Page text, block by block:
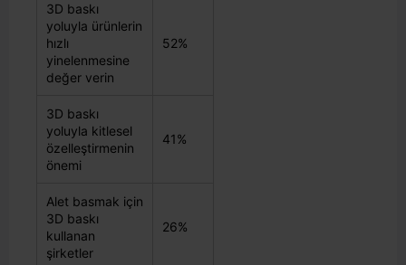
3D baskı
yoluyla ürünlerin
hızlı
yinelenmesine
değer verin
52%
3D baskı
yoluyla kitlesel
özelleştirmenin
önemi
41%
Alet basmak için
3D baskı
kullanan
şirketler
26%